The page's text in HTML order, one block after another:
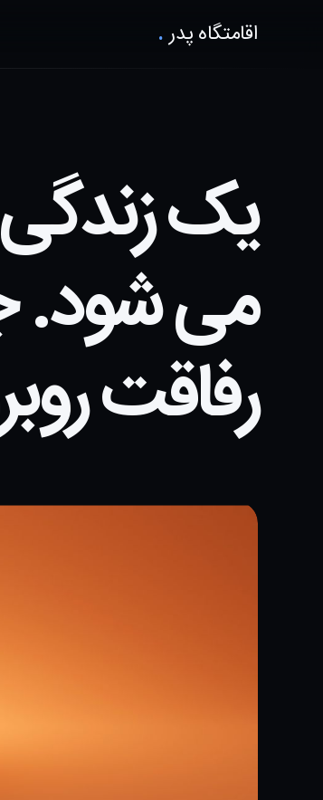
اقامتگاه پدر.
یک زندگی
می شود.
رفاقت